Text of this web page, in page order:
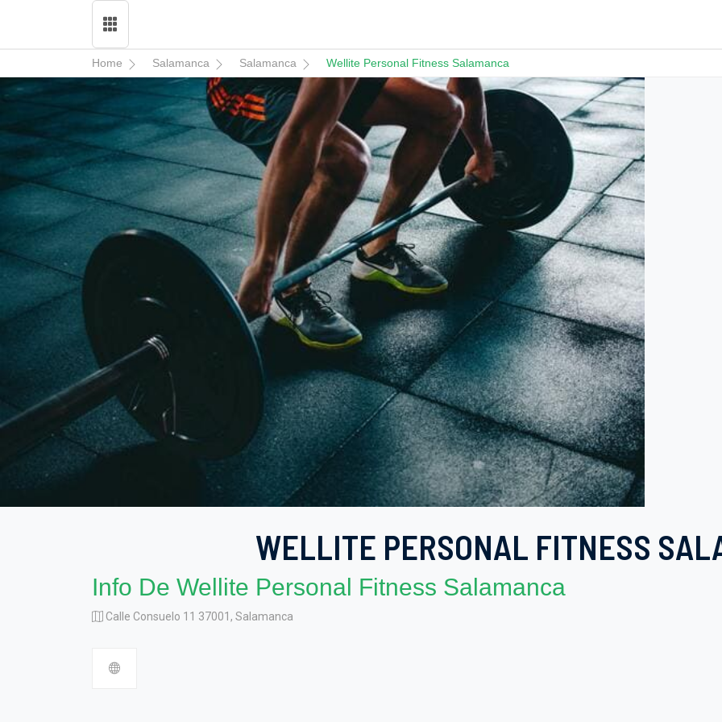
Home Salamanca Salamanca Wellite Personal Fitness Salamanca
WELLITE PERSONAL FITNESS
Info De Wellite Personal Fitness Salamanca
Calle Consuelo 11 37001, Salamanca